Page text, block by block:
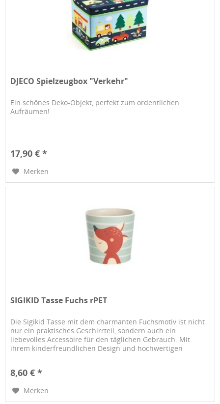
DJECO Spielzeugbox "Verkehr"
Ein schönes Deko-Objekt, perfekt zum ordentlichen
Aufräumen!
17,90 € *
Merken
SIGIKID Tasse Fuchs rPET
Die Sigikid Tasse mit dem charmanten Fuchsmotiv ist nicht
nur ein praktisches Geschirrteil, sondern auch ein
liebevolles Accessoire für den täglichen Gebrauch. Mit
ihrem kinderfreundlichen Design und hochwertigen
8,60 € *
Merken